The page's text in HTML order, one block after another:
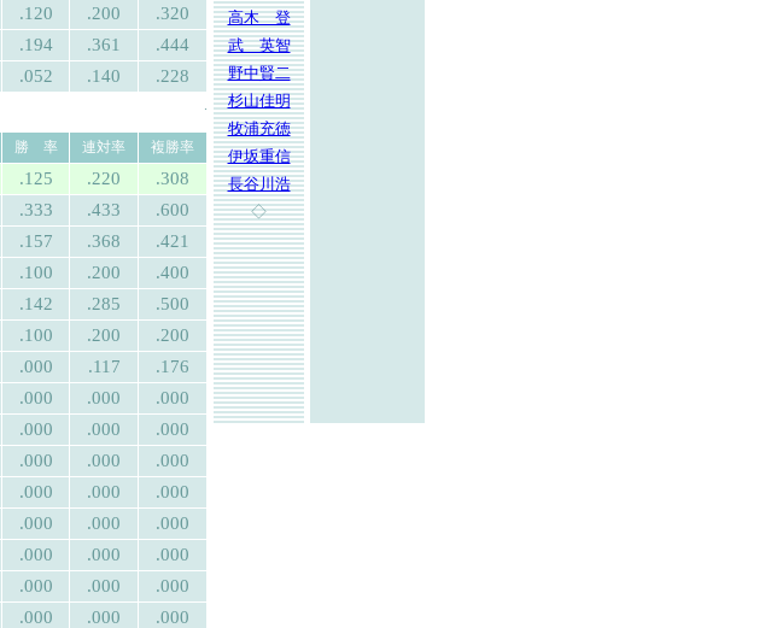
.120 .200 .320
.194 .361 .444
.052 .140 .228
.
勝 率 連対率
複勝率
.125 .220 .308
.333 .433 .600
.157 .368 .421
.100 .200 .400
.142 .285 .500
.100 .200 .200
.000 .117 .176
.000 .000 .000
.000 .000 .000
.000 .000 .000
.000 .000 .000
.000 .000 .000
.000 .000 .000
.000 .000 .000
.000 .000 .000
高木 登
武 英智
野中賢二
杉山佳明
牧浦充徳
伊坂重信
長谷川浩
◇